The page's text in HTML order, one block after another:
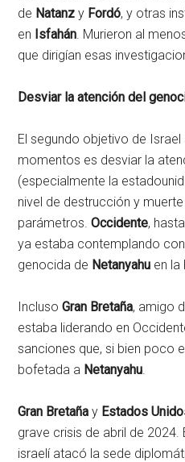
de Natanz y Fordó, y otras
en Isfahán . Murieron al
que dirigían esas
Desviar la atención del
El segundo objetivo de
momentos es desviar la
(especialmente la
nivel de destrucción y
parámetros.Occidente,
ya estaba contemplando
genocida de Netanyahu en la
InclusoGran Bretaña, amigo
estaba liderando en
sanciones que, si bien poco
bofetada a Netanyahu
Gran Bretaña y Estados
grave crisis de abril de 2024.
israelí atacó la sede